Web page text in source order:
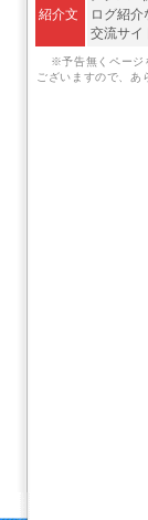
紹介文
ログ紹
交流サイ
※予告無くページ
ございますので、あ